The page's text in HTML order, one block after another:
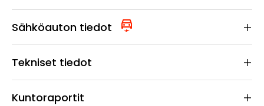
Sähköauton tiedot
Tekniset tiedot
Kuntoraportit